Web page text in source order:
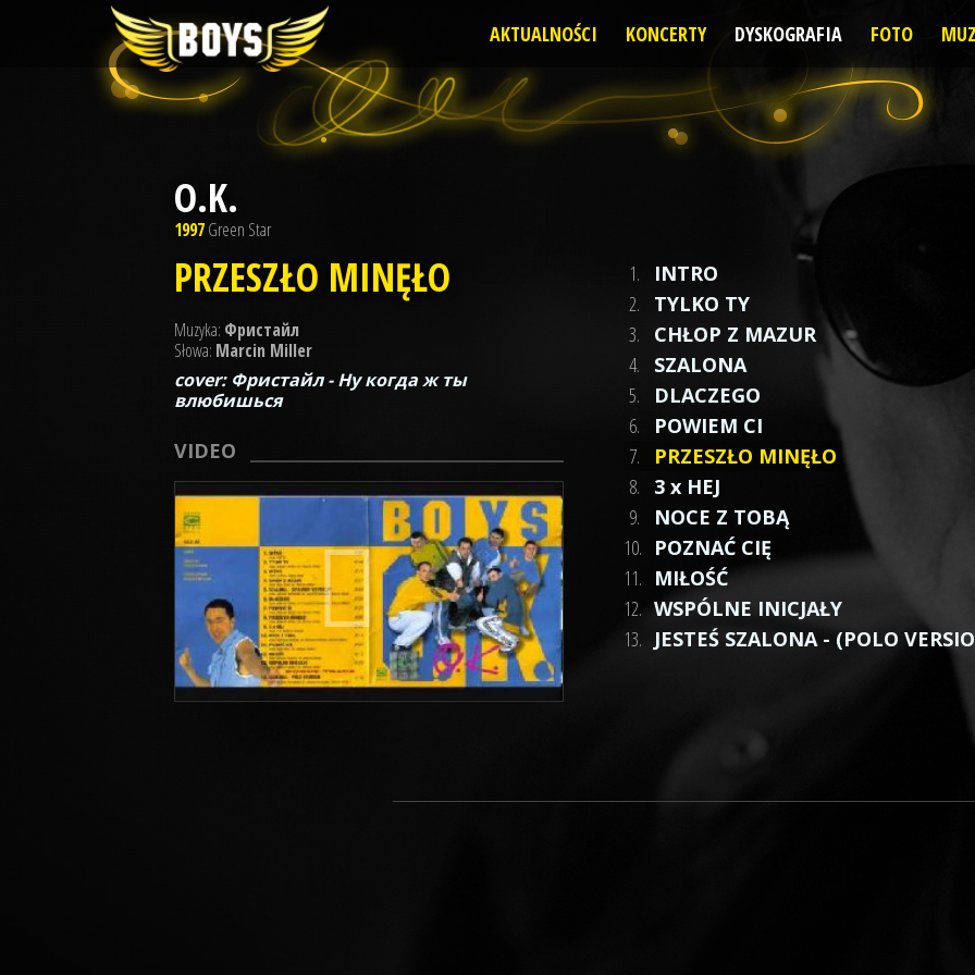
AKTUALNOŚCI KONCERTY DYSKOGRAFIA FOTO
O.K.
1997Green Star
PRZESZŁO MINĘŁO
Muzyka: Фристайл
Słowa: Marcin Miller
cover: Фристайл - Ну когда ж ты
влюбишься
VIDEO
1.
INTRO
2.
TYLKO TY
3.
CHŁOP Z MAZUR
4.
SZALONA
5.
DLACZEGO
6.
POWIEM CI
7.
PRZESZŁO MINĘŁO
8.
3 x HEJ
9.
NOCE Z TOBĄ
10. POZNAĆ CIĘ
11. MIŁOŚĆ
12. WSPÓLNE INICJAŁY
13. JESTEŚ SZALONA - (POLO